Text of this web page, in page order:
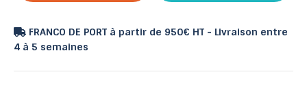
FRANCO DE PORT à partir de 950€ HT - Livraison entre
4 à 5 semaines